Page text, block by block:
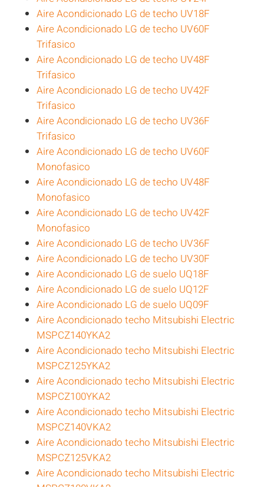
Aire Acondicionado LG de techo UV18F
Aire Acondicionado LG de techo UV60F
Trifasico
Aire Acondicionado LG de techo UV48F
Trifasico
Aire Acondicionado LG de techo UV42F
Trifasico
Aire Acondicionado LG de techo UV36F
Trifasico
Aire Acondicionado LG de techo UV60F
Monofasico
Aire Acondicionado LG de techo UV48F
Monofasico
Aire Acondicionado LG de techo UV42F
Monofasico
Aire Acondicionado LG de techo UV36F
Aire Acondicionado LG de techo UV30F
Aire Acondicionado LG de suelo UQ18F
Aire Acondicionado LG de suelo UQ12F
Aire Acondicionado LG de suelo UQ09F
Aire Acondicionado techo Mitsubishi Electric
MSPCZ140YKA2
Aire Acondicionado techo Mitsubishi Electric
MSPCZ125YKA2
Aire Acondicionado techo Mitsubishi Electric
MSPCZ100YKA2
Aire Acondicionado techo Mitsubishi Electric
MSPCZ140VKA2
Aire Acondicionado techo Mitsubishi Electric
MSPCZ125VKA2
Aire Acondicionado techo Mitsubishi Electric